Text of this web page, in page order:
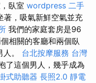
臥室 wordpress 二手
著，吸氣新鮮空氣並充
我們的家庭套房是96
相關的客廳和兩個臥
。 台北按摩服務 台灣
了這個男人，幾乎成為
式助聽器 長照2.0 靜電